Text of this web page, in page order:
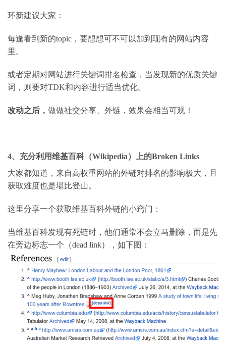
环新建议大家：
每逢看到新的topic ，要想想可不可以加到现有的网站内容
里。
或者定期对网站进行关键词排名检查，当发现新的优质关键
词，则要对TDK和内容进行适当优化。
改动之后 ， 做做社交分享、外链，效果会相当可观！
4、充分利用维基百科（Wikipedia）上的Broken Links
大家都知道，来自高权重网站的外链对排名的影响极大，且
获取难度也是堪比登山。
这里分享一个获取维基百科外链的小窍门：
当维基百科发现有死链时，他们通常不会立马删除，而是先
在旁边标志一个（dead link），如下图：